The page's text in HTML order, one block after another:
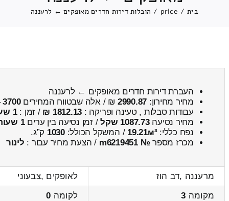
בית /
price
/ הובלות דירות חדרים מאופקים ← לרעננה
העברת דירות חדרים מאופקים ← לרעננה
מחיר מחירון: 2990.87 ₪ / אלה שבטווח המחירים3700
עבודות סבלות , טעינה ופריקה : 1812.13 ₪ / זמן :1 שעות 53 דקות
מחיר נסיעה1087.73 שקל / זמן נסיעה בין ערים1 שעות , 29 דקות
נפח כללי:19.21м³ / המשקל הכולל:1030 ק”ג.
מכרז מספר № m6219451 / הצעת מחיר עבור : לינור
מרעננה ,דב הוז
לאופקים ,צבעוני
מקומה 3 לקומה 0